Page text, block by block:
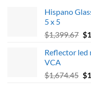
Hispano
5 x 5
$1,399.67 El
$
Reflector led
VCA
$1,674.45 El
$